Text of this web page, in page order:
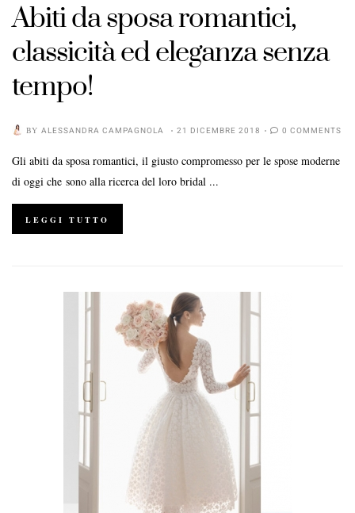
Abiti da sposa romantici,
classicità ed eleganza senza
tempo!
BY ALESSANDRA CAMPAGNOLA 21 DICEMBRE 2018 0 COMMENTS
Gli abiti da sposa romantici, il giusto compromesso per le spose moderne
di oggi che sono alla ricerca del loro bridal ...
LEGGI TUTTO